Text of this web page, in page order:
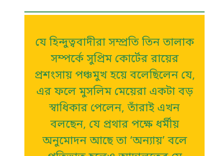
যে হিন্দুত্ববাদীরা সম্প্রতি তিন তালাক
সম্পর্কে সুপ্রিম কোর্টের রায়ের
প্রশংসায় পঞ্চমুখ হয়ে বলেছিলেন যে,
এর ফলে মুসলিম মেয়েরা একটা বড়
স্বাধিকার পেলেন, তাঁরাই এখন
বলছেন, যে প্রথার পক্ষে ধর্মীয়
অনুমোদন আছে তা ‘অন্যায়’ বলে